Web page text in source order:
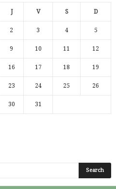
J V S D
2 3 4 5
9 10 11 12
16 17 18 19
23 24 25 26
30 31